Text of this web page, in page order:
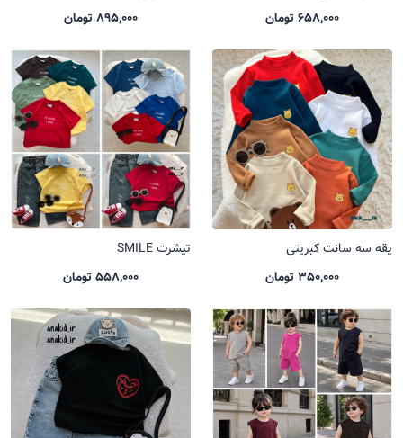
658,000 تومان
895,000 تومان
یقه سه سانت کبریتی
350,000 تومان
تیشرت SMILE
558,000 تومان